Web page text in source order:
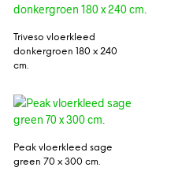
Triveso vloerkleed
donkergroen 180 x 240
cm.
Peak vloerkleed sage
green 70 x 300 cm.